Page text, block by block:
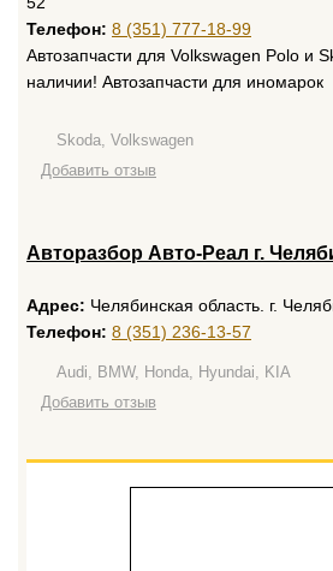
Телефон: 8 (351) 777-18-99
Автозапчасти для Volkswagen Polo и
наличии! Автозапчасти для иномарок
Skoda, Volkswagen
Добавить отзыв
Авторазбор Авто-Реал г.
Адрес: Челябинская область. г.
Телефон: 8 (351) 236-13-57
Audi, BMW, Honda, Hyundai, KIA
Добавить отзыв